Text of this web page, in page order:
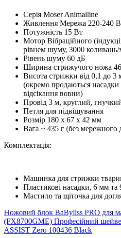
Серія Moser Animalline
Живлення Мережа 220-240
Потужність 15 Вт
Мотор Вібраційного
рівнем шуму, 3000 коливань/
Рівень шуму 60 дБ
Ширина стрижучого ножа
Висота стрижки від 0,1 до 3
(окремо продаються
відсікання вовни)
Провід 3 м, круглий,
Петля для підвішування
Розмір 180 x 67 x 42 мм
Вага ~ 435 г (без мережного
Комплектація:
Машинка для стрижки
Пластикові насадки, 6 мм та
Мастило та щіточка для
Ножовий блок BaByliss PRO для
(FX8700GME) Професійний
ASSIST Zero 100436 Black